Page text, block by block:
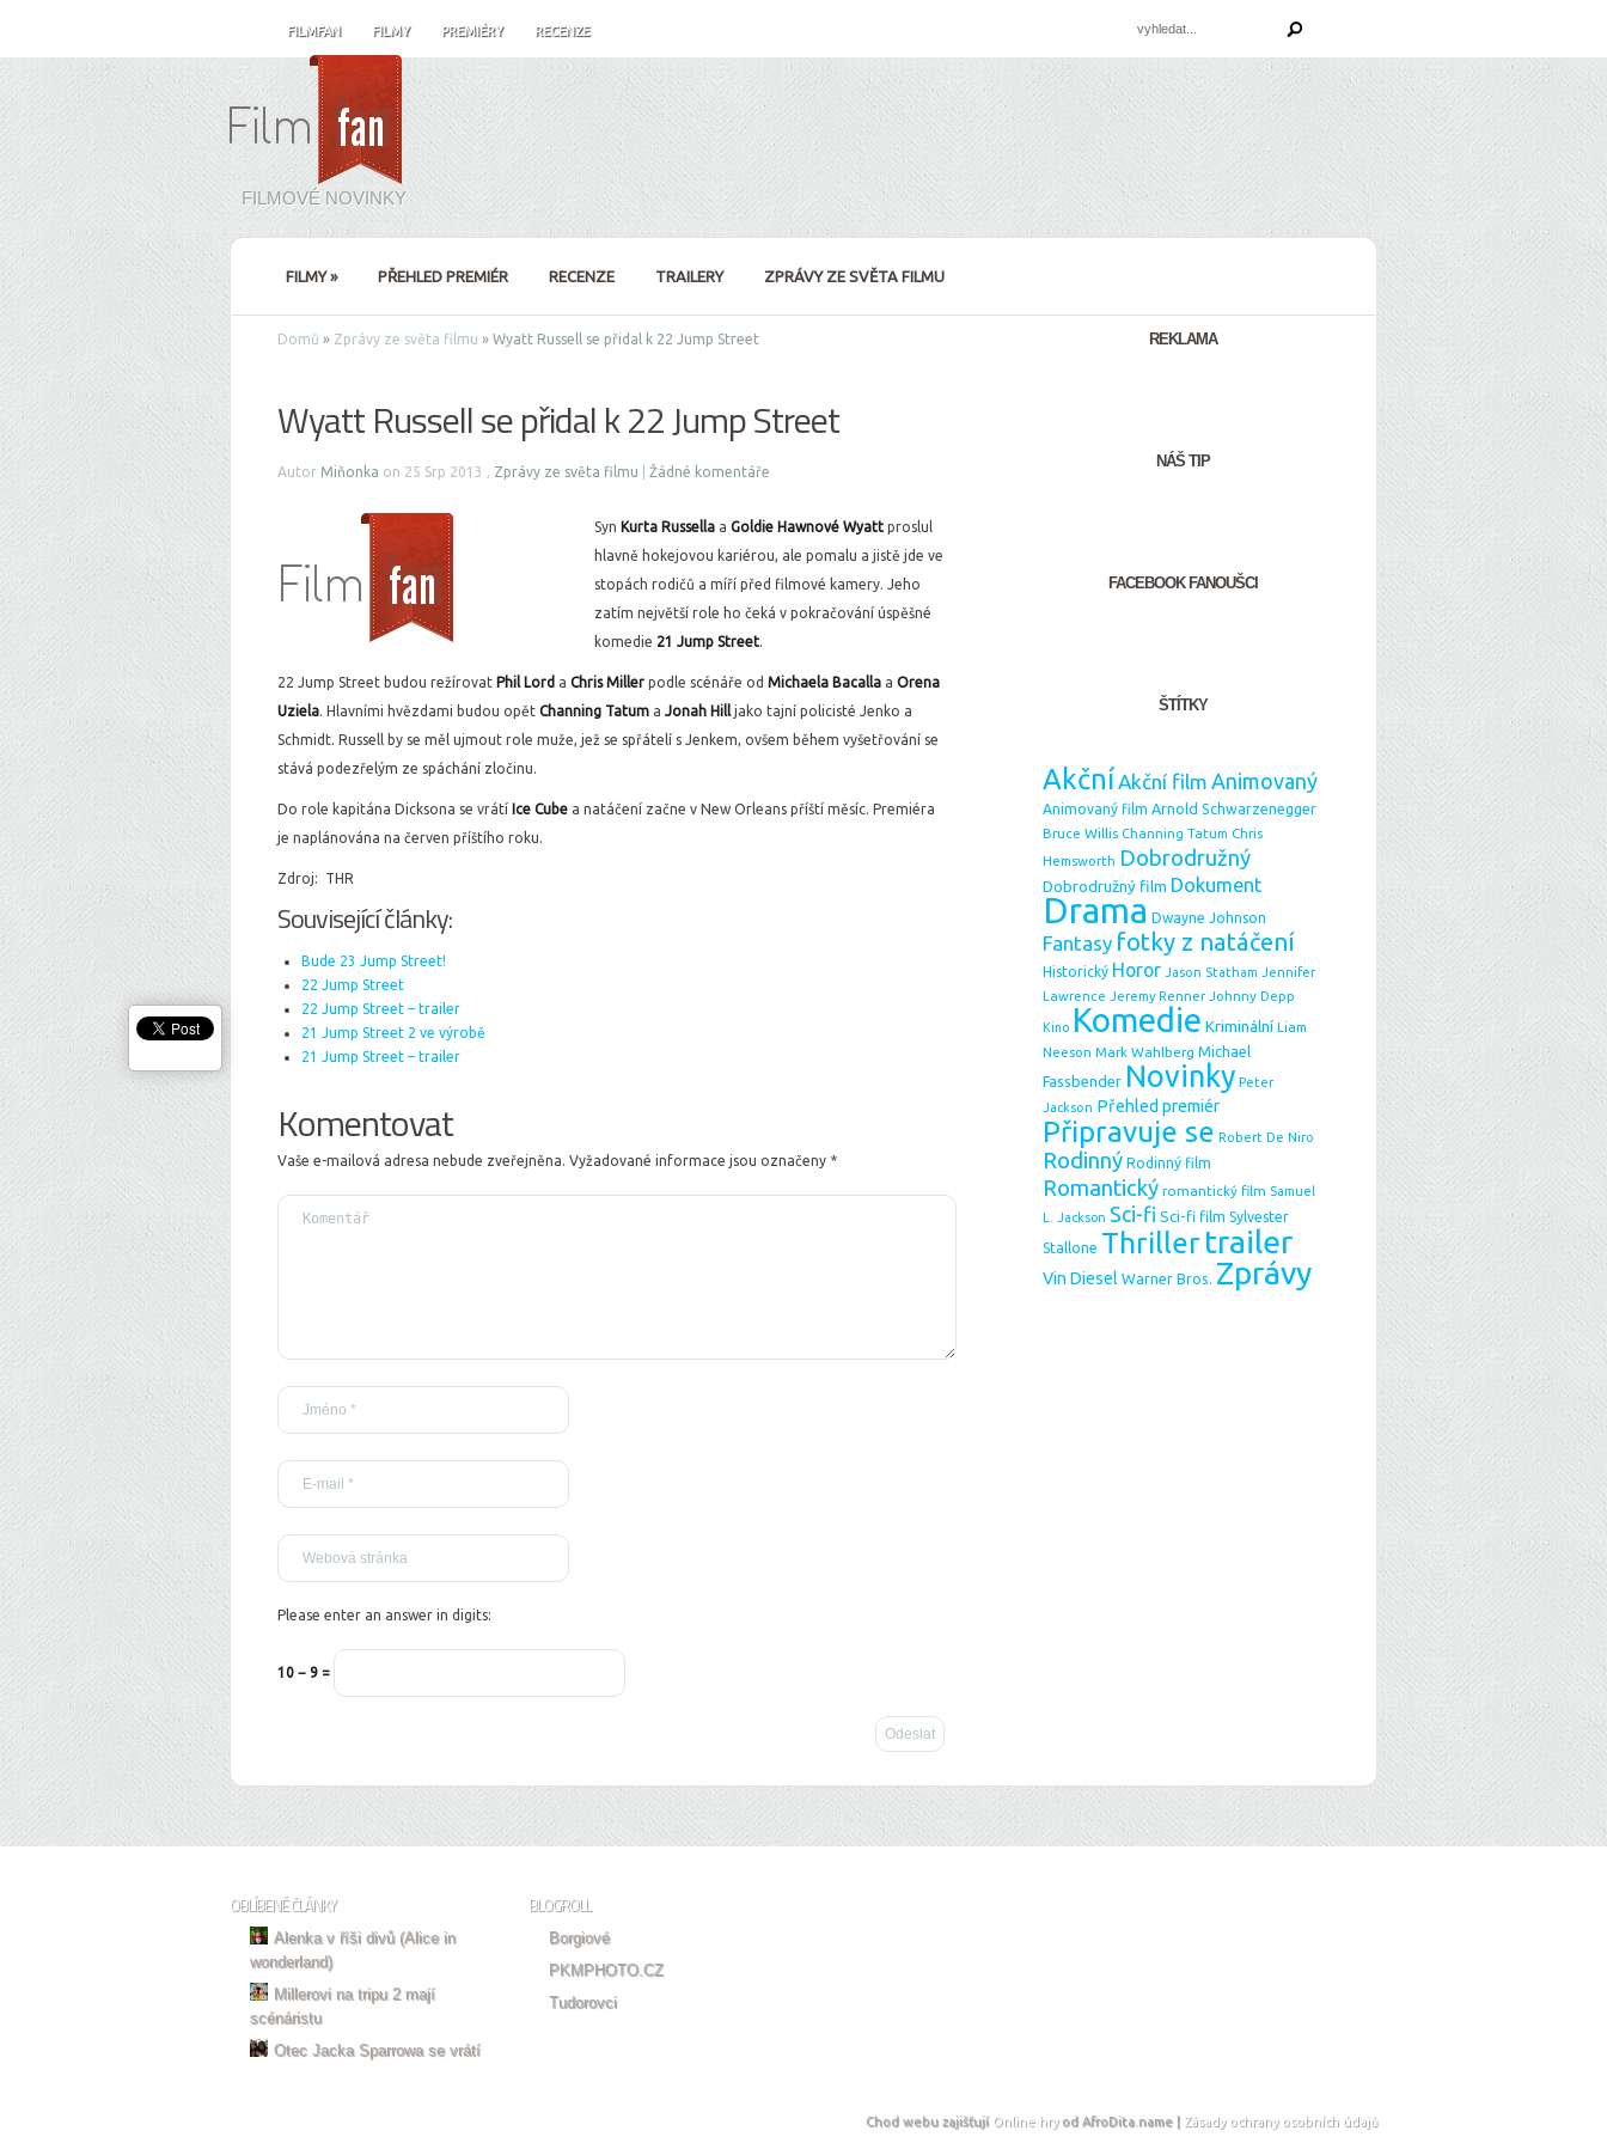
FILMFAN FILMY PREMIÉRY RECENZE
FILMOVÉ NOVINKY
FILMY» PŘEHLED PREMIÉR RECENZE TRAILERY ZPRÁVY ZE SVĚTA FILMU
Domů » Zprávy ze světa filmu » Wyatt Russell se přidal k 22 Jump Street
Wyatt Russell se přidal k 22 Jump Street
Autor Miňonka on 25 Srp 2013 , Zprávy ze světa filmu Žádné komentáře
Syn Kurta Russella a Goldie Hawnové Wyatt proslul
hlavně hokejovou kariérou, ale pomalu a jistě jde ve
stopách rodičů a míří před filmové kamery. Jeho
zatím největší role ho čeká v pokračování úspěšné
komedie 21 Jump Street.
22 Jump Street budou režírovat Phil Lord a Chris Miller podle scénáře od Michaela Bacalla a Orena
Uziela. Hlavními hvězdami budou opět Channing Tatum a Jonah Hilljako tajní policisté Jenko a
Schmidt. Russell by se měl ujmout role muže, jež se spřátelí s Jenkem, ovšem během vyšetřování se
stává podezřelým ze spáchání zločinu.
Do role kapitána Dicksona se vrátí Ice Cube a natáčení začne v New Orleans příští měsíc. Premiéra
je naplánována na červen příštího roku.
Zdroj: THR
Související články:
Bude 23 Jump Street!
22 Jump Street
22 Jump Street – trailer
21 Jump Street 2 ve výrobě
21 Jump Street – trailer
Komentovat
Vaše e-mailová adresa nebude zveřejněna. Vyžadované informace jsou označeny *
Please enter an answer in digits:
10 − 9 =
REKLAMA
NÁŠ TIP
FACEBOOK FANOUŠCI
ŠTÍTKY
AkčníAkční film Animovaný
Animovaný film Arnold Schwarzenegger
Bruce Willis Channing Tatum Chris
Hemsworth Dobrodružný
Dobrodružný film Dokument
Drama Dwayne Johnson
Fantasy fotky z natáčení
Historický Horor Jason Statham Jennifer
Lawrence Jeremy Renner Johnny Depp
Kino Komedie Kriminální Liam
Neeson Mark Wahlberg Michael
Fassbender Novinky Peter
Jackson Přehled premiér
Připravuje se Robert De Niro
Rodinný Rodinný film
Romantický romantický film Samuel
L. Jackson Sci-fi Sci-fi film Sylvester
Stallone Thrillertrailer
Vin Diesel Warner Bros. Zprávy
OBLÍBENÉ ČLÁNKY
Alenka v říši divů (Alice in
wonderland)
Millerovi na tripu 2 mají
scénáristu
Otec Jacka Sparrowa se vrátí
BLOGROLL
Borgiové
PKMPHOTO.CZ
Tudorovci
Chod webu zajišťují Online hryod AfroDita.name | Zásady ochrany osobních údajů